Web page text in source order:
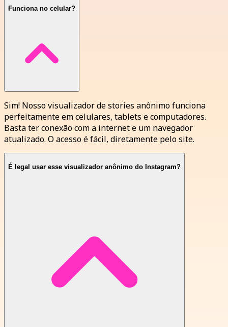
Funciona no celular?
Sim! Nosso visualizador de stories anônimo funciona
perfeitamente em celulares, tablets e computadores.
Basta ter conexão com a internet e um navegador
atualizado. O acesso é fácil, diretamente pelo site.
É legal usar esse visualizador anônimo do Instagram?